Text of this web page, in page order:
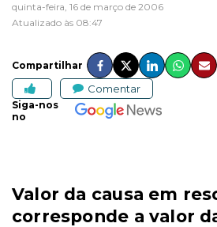
quinta-feira, 16 de março de 2006
Atualizado às 08:47
Compartilhar
Comentar
Siga-nos
no
Valor da causa em
corresponde a valor